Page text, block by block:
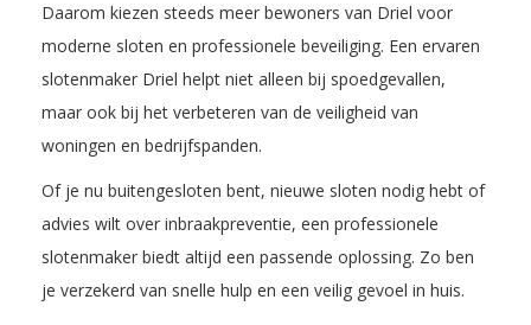
Daarom kiezen steeds meer bewoners van Driel voor
moderne sloten en professionele beveiliging. Een ervaren
slotenmaker Driel helpt niet alleen bij spoedgevallen,
maar ook bij het verbeteren van de veiligheid van
woningen en bedrijfspanden.
Of je nu buitengesloten bent, nieuwe sloten nodig hebt of
advies wilt over inbraakpreventie, een professionele
slotenmaker biedt altijd een passende oplossing. Zo ben
je verzekerd van snelle hulp en een veilig gevoel in huis.